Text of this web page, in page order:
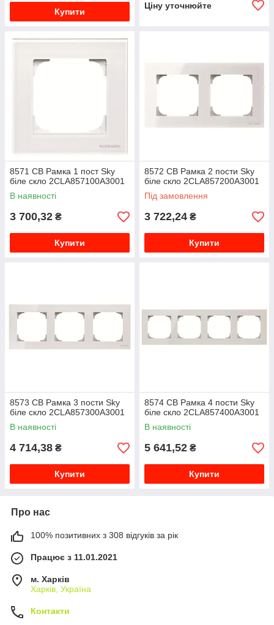
Купити
Ціну уточнюйте
8571 CB Рамка 1 пост Sky
біле скло 2CLA857100A3001
В наявності
3 700,32 ₴
Купити
8572 CB Рамка 2 пости Sky
біле скло 2CLA857200A3001
Під замовлення
3 722,24 ₴
Купити
8573 CB Рамка 3 пости Sky
біле скло 2CLA857300A3001
В наявності
4 714,38 ₴
Купити
8574 CB Рамка 4 пости Sky
біле скло 2CLA857400A3001
В наявності
5 641,52 ₴
Купити
Про нас
100% позитивних з 308 відгуків за рік
Працює з 11.01.2021
м. Харків
Харків, Україна
Контакти